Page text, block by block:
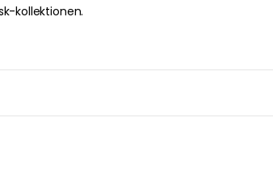
kollektionen.